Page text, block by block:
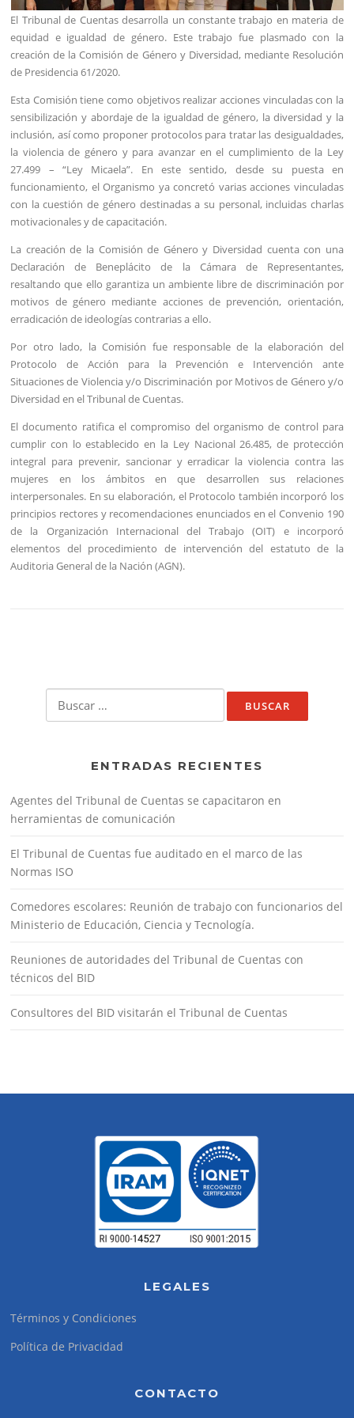
El Tribunal de Cuentas desarrolla un constante trabajo en materia de
equidad e igualdad de género. Este trabajo fue plasmado con la
creación de la Comisión de Género y Diversidad, mediante Resolución
de Presidencia 61/2020.
Esta Comisión tiene como objetivos realizar acciones vinculadas con la
sensibilización y abordaje de la igualdad de género, la diversidad y la
inclusión, así como proponer protocolos para tratar las desigualdades,
la violencia de género y para avanzar en el cumplimiento de la Ley
27.499 – “Ley Micaela”. En este sentido, desde su puesta en
funcionamiento, el Organismo ya concretó varias acciones vinculadas
con la cuestión de género destinadas a su personal, incluidas charlas
motivacionales y de capacitación.
La creación de la Comisión de Género y Diversidad cuenta con una
Declaración de Beneplácito de la Cámara de Representantes,
resaltando que ello garantiza un ambiente libre de discriminación por
motivos de género mediante acciones de prevención, orientación,
erradicación de ideologías contrarias a ello.
Por otro lado, la Comisión fue responsable de la elaboración del
Protocolo de Acción para la Prevención e Intervención ante
Situaciones de Violencia y/o Discriminación por Motivos de Género y/o
Diversidad en el Tribunal de Cuentas.
El documento ratifica el compromiso del organismo de control para
cumplir con lo establecido en la Ley Nacional 26.485, de protección
integral para prevenir, sancionar y erradicar la violencia contra las
mujeres en los ámbitos en que desarrollen sus relaciones
interpersonales. En su elaboración, el Protocolo también incorporó los
principios rectores y recomendaciones enunciados en el Convenio 190
de la Organización Internacional del Trabajo (OIT) e incorporó
elementos del procedimiento de intervención del estatuto de la
Auditoria General de la Nación (AGN).
ENTRADAS RECIENTES
Agentes del Tribunal de Cuentas se capacitaron en
herramientas de comunicación
El Tribunal de Cuentas fue auditado en el marco de las
Normas ISO
Comedores escolares: Reunión de trabajo con funcionarios del
Ministerio de Educación, Ciencia y Tecnología.
Reuniones de autoridades del Tribunal de Cuentas con
técnicos del BID
Consultores del BID visitarán el Tribunal de Cuentas
LEGALES
Términos y Condiciones
Política de Privacidad
CONTACTO